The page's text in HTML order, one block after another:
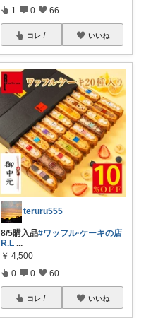
1 0 66
コレ いいね
teruru555
8/5購入品#ワッフル·ケーキの店
R.L ...
￥ 4,500
0 0 60
コレ いいね